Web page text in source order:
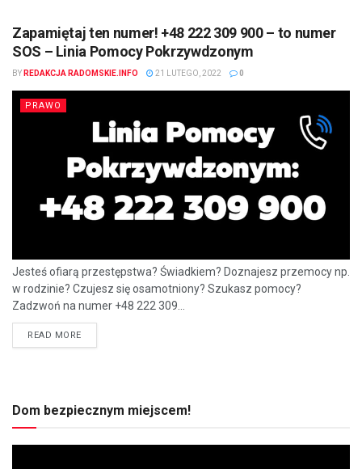
Zapamiętaj ten numer! +48 222 309 900 – to numer
SOS – Linia Pomocy Pokrzywdzonym
BY REDAKCJA RADOMSKIE.INFO 21 LUTEGO, 2022 0
PRAWO
Jesteś ofiarą przestępstwa? Świadkiem? Doznajesz przemocy np.
w rodzinie? Czujesz się osamotniony? Szukasz pomocy?
Zadzwoń na numer +48 222 309...
READ MORE
Dom bezpiecznym miejscem!